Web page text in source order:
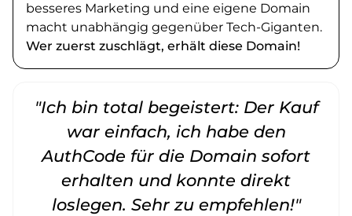
besseres Marketing und eine eigene Domain
macht unabhängig gegenüber Tech-Giganten.
Wer zuerst zuschlägt, erhält diese Domain!
"Ich bin total begeistert: Der Kauf
war einfach, ich habe den
AuthCode für die Domain sofort
erhalten und konnte direkt
loslegen. Sehr zu empfehlen!"